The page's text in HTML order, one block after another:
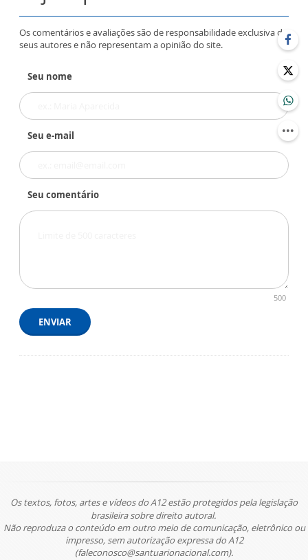
Os comentários e avaliações são de responsabilidade exclusiva de
seus autores e não representam a opinião do site.
Seu nome
Seu e-mail
Seu comentário
500
ENVIAR
Os textos, fotos, artes e vídeos do A12 estão protegidos pela legislação
brasileira sobre direito autoral.
Não reproduza o conteúdo em outro meio de comunicação, eletrônico ou
impresso, sem autorização expressa do A12
(faleconosco@santuarionacional.com).